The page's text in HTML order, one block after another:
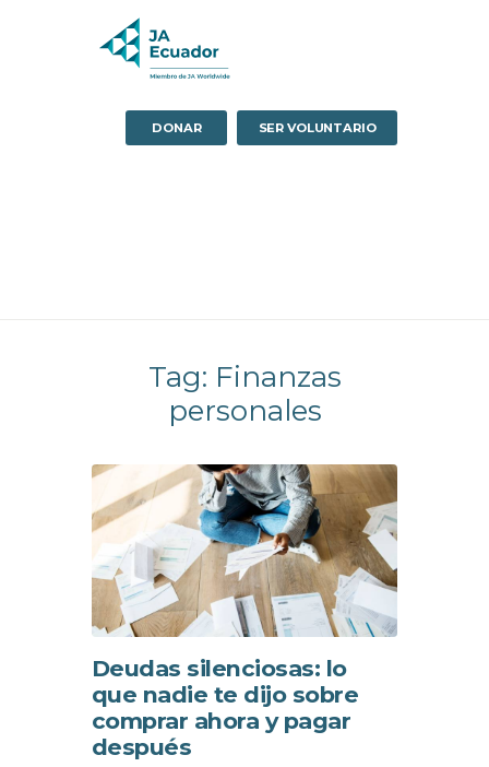
DONAR SER VOLUNTARIO
Tag: Finanzas
personales
Deudas silenciosas: lo
que nadie te dijo sobre
comprar ahora y pagar
después